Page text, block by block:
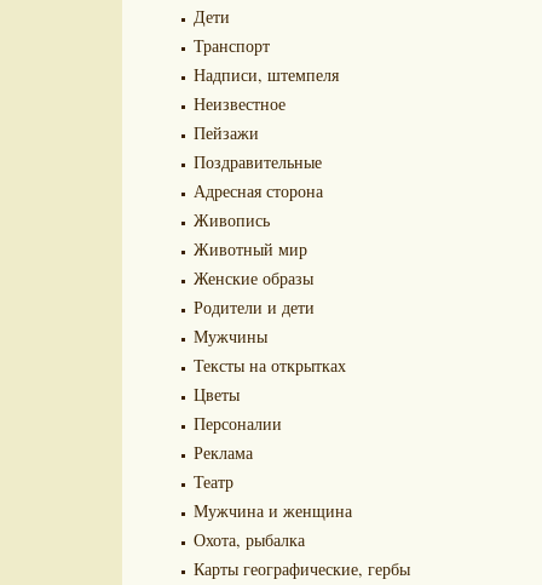
Дети
Транспорт
Надписи, штемпеля
Неизвестное
Пейзажи
Поздравительные
Адресная сторона
Живопись
Животный мир
Женские образы
Родители и дети
Мужчины
Тексты на открытках
Цветы
Персоналии
Реклама
Театр
Мужчина и женщина
Охота, рыбалка
Карты географические, гербы